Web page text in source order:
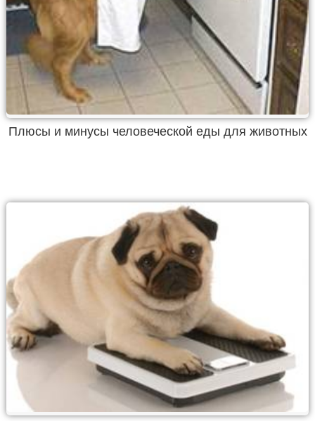
Плюсы и минусы человеческой еды для животных